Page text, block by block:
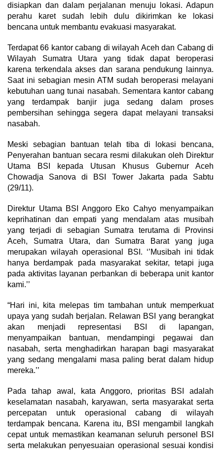
disiapkan dan dalam perjalanan menuju lokasi. Adapun
perahu karet sudah lebih dulu dikirimkan ke lokasi
bencana untuk membantu evakuasi masyarakat.
Terdapat 66 kantor cabang di wilayah Aceh dan Cabang di
Wilayah Sumatra Utara yang tidak dapat beroperasi
karena terkendala akses dan sarana pendukung lainnya.
Saat ini sebagian mesin ATM sudah beroperasi melayani
kebutuhan uang tunai nasabah. Sementara kantor cabang
yang terdampak banjir juga sedang dalam proses
pembersihan sehingga segera dapat melayani transaksi
nasabah.
Meski sebagian bantuan telah tiba di lokasi bencana,
Penyerahan bantuan secara resmi dilakukan oleh Direktur
Utama BSI kepada Utusan Khusus Gubernur Aceh
Chowadja Sanova di BSI Tower Jakarta pada Sabtu
(29/11).
Direktur Utama BSI Anggoro Eko Cahyo menyampaikan
keprihatinan dan empati yang mendalam atas musibah
yang terjadi di sebagian Sumatra terutama di Provinsi
Aceh, Sumatra Utara, dan Sumatra Barat yang juga
merupakan wilayah operasional BSI. ‘’Musibah ini tidak
hanya berdampak pada masyarakat sekitar, tetapi juga
pada aktivitas layanan perbankan di beberapa unit kantor
kami.’’
“Hari ini, kita melepas tim tambahan untuk memperkuat
upaya yang sudah berjalan. Relawan BSI yang berangkat
akan menjadi representasi BSI di lapangan,
menyampaikan bantuan, mendampingi pegawai dan
nasabah, serta menghadirkan harapan bagi masyarakat
yang sedang mengalami masa paling berat dalam hidup
mereka.’’
Pada tahap awal, kata Anggoro, prioritas BSI adalah
keselamatan nasabah, karyawan, serta masyarakat serta
percepatan untuk operasional cabang di wilayah
terdampak bencana. Karena itu, BSI mengambil langkah
cepat untuk memastikan keamanan seluruh personel BSI
serta melakukan penyesuaian operasional sesuai kondisi